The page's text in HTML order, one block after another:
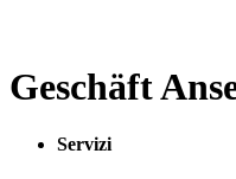
Geschäft
Servizi